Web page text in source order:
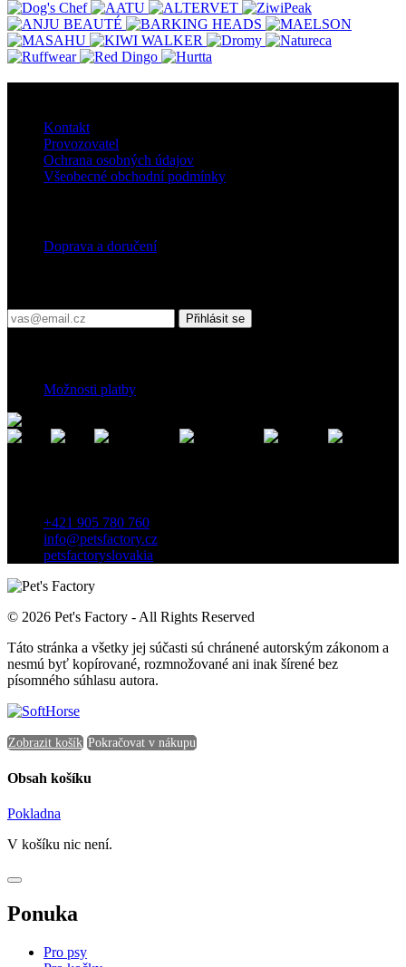
Kontakt
Provozovatel
Ochrana osobných údajov
Všeobecné obchodní podmínky
Doprava a doručení
Přihlásit se
Možnosti platby
+421 905 780 760
info@petsfactory.cz
petsfactoryslovakia
© 2026 Pet's Factory - All Rights Reserved
Táto stránka a všetky jej súčasti sú chránené autorským zákonom a
nesmú byť kopírované, rozmnožované ani inak šírené bez
písomného súhlasu autora.
Zobrazit košík Pokračovat v nákupu
Obsah košíku
Pokladna
V košíku nic není.
Ponuka
Pro psy